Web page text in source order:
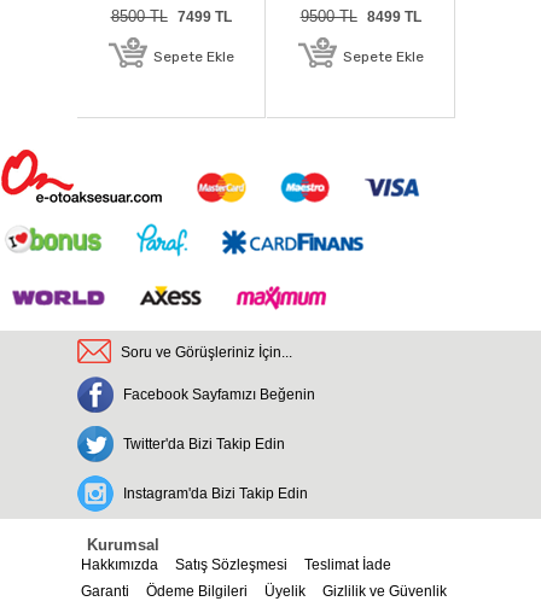
8500 TL 7499 TL
Sepete Ekle
9500 TL 8499 TL
Sepete Ekle
Soru ve Görüşleriniz İçin...
Facebook Sayfamızı Beğenin
Twitter'da Bizi Takip Edin
Instagram'da Bizi Takip Edin
Kurumsal
Hakkımızda Satış Sözleşmesi
Teslimat İade
Garanti
Ödeme Bilgileri Üyelik Gizlilik ve Güvenlik